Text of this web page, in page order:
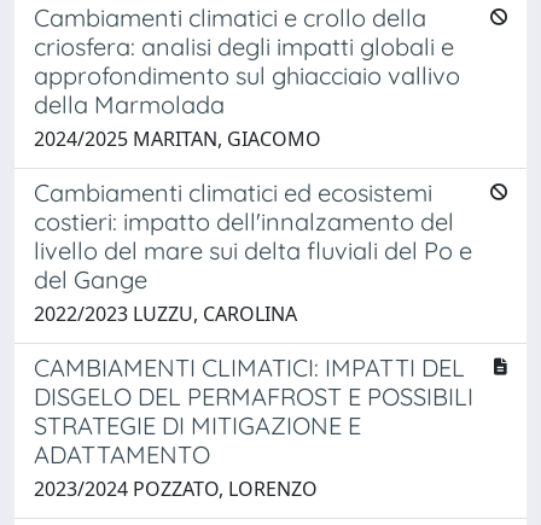
Cambiamenti climatici e crollo della
criosfera: analisi degli impatti globali e
approfondimento sul ghiacciaio vallivo
della Marmolada
2024/2025 MARITAN, GIACOMO
Cambiamenti climatici ed ecosistemi
costieri: impatto dell'innalzamento del
livello del mare sui delta fluviali del Po e
del Gange
2022/2023 LUZZU, CAROLINA
CAMBIAMENTI CLIMATICI: IMPATTI DEL
DISGELO DEL PERMAFROST E POSSIBILI
STRATEGIE DI MITIGAZIONE E
ADATTAMENTO
2023/2024 POZZATO, LORENZO